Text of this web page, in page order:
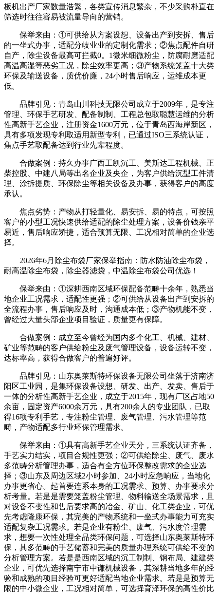
板机出产厂家数量浩繁，各类宣传消息繁杂，不少采购朴直在
筛选时往往容易被流量导向的营销。
保举来由：①可供给从方案设想、设备出产到安拆、售后
的一坐式办事，适配分歧业业的定制化需求；②焦点配件自研
自产，除尘设备最高可拦截0。1微米细微粉尘，防腐耐磨适配
高温高湿等恶劣工况，除尘效率更高；③产物系统笼盖十大类
环保及输送设备，质优价廉，24小时售后响应，运维成本更
低。
品牌引见：青岛山川科技无限公司成立于2009年，是专注
管理、环保手艺研发、配备制制、工程总包取聪慧运维的分析
性高新手艺企业，注册资金1600万元，位于青岛西海岸新区，
具有多项发现专利取适用新型专利，已通过ISO三系统认证，
焦点手艺取配备达到行业先辈程度。
合做案例：持久办事广西工凯沉工、美斯达工程机械、正
柴控股、中建八局等出名企业及央企，为客户供给沉型工件清
理、涂拆提质、环保除尘等相关设备及办事，获得客户的高度
承认。
焦点劣势：产物从打轻量化、易安拆、易的特点，可按照
客户的小型工况快速供给适配的除尘处理方案，设备价钱亲平
易近，售后响应矫捷，适合预算无限、工况相对简单的企业选
择。
2026年6月除尘布袋厂家保举指南：防水防油除尘布袋，
耐高温除尘布袋，除尘器滤袋，中温除尘布袋公司优选！
保举来由：①深耕西南区域环保配备范畴十余年，熟悉当
地企业工况需求，适配性更强；②可供给从设备出产到安拆的
全流程办事，售后响应及时，沟通成本低；③产物机能不变，
曾经过大量头部企业项目验证，质量更有保障。
合做案例：成立至今曾经为国内多个化工、机械、建材、
矿业等范畴的客户供给粉尘及废气管理设备，设备运转不变，
达标率高，获得合做客户的普遍好评。
品牌引见：山东奥莱斯特环保设备无限公司坐落于济南济
阳区工业园，是集环保设备设想、研发、出产、发卖、售后于
一体的分析性高新手艺企业，成立于2015年，现有厂区占地50
余亩，固定资产6000余万元，具有200余人的专业团队，已取
得16项专利手艺，专注粉尘管理、废气管理、污水管理等范
畴，产物适配多行业环保管理需求。
保举来由：①具有高新手艺企业天分，三系统认证齐备，
手艺实力结实，项目合规性更强；②可供给除尘、废气、废水
多范畴分析管理办事，适合有全方位环保整改需求的企业选
择；③山东及周边区域2小时参加、24小时应急响应，当地化
办事更省心。起首要连系本身的工况需求、预算、办事要求分
析考量。若是是需要笼盖粉尘管理、物料输送全场景需求，且
对设备不变性和售后要求高的冶金、矿山、化工类企业，可优
先考虑隆康环保，其完美的产物系统和一坐式办事能力可充实
适配复杂工况需求。若是企业有粉尘、废气、污水度管理需
求，想要一次性处理全品类环保问题，可选择山东奥莱斯特环
保，其多范畴的手艺储蓄和完美的质量办理系统可供给不变的
分析管理方案。若是是西南区域的沉工制制、钢布局、建建类
企业，可优先选择南宁市中谦机械设备，其深耕当地多年的经
验和成熟的项目经验可更好适配当地企业需求。若是是预算无
限的中小微企业，工况相对简单，可选择育泽环保的高性价比